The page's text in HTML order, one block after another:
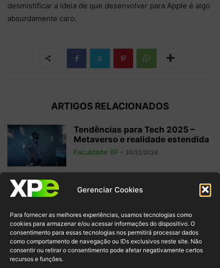
Gerenciar Cookies
Para fornecer as melhores experiências, usamos tecnologias como
cookies para armazenar e/ou acessar informações do dispositivo. O
consentimento para essas tecnologias nos permitirá processar dados
como comportamento de navegação ou IDs exclusivos neste site. Não
consentir ou retirar o consentimento pode afetar negativamente certos
recursos e funções.
desmistificar a ideia de que desenvolver para Apple é algo
absurdamente caro.
ARTIGOS RELACIONADOS
Tendências para Tech 2025 –
Metaverso e realidade estendida
Faculdade XP - 30/12/2024
O que é Edge Computing?
Confira a diferença com Cloud
Faculdade XP - 28/10/2024
Nômade Digital: 10 Profissões na
Área de Tecnologia para